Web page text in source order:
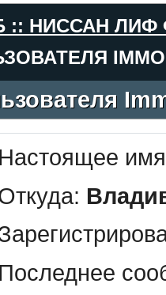
:: НИССАН
Настоящее
Последнее